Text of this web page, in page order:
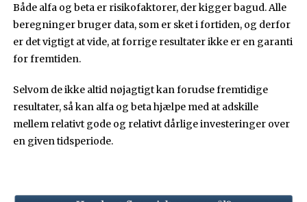
Både alfa og beta er risikofaktorer, der kigger bagud. Alle
beregninger bruger data, som er sket i fortiden, og derfor
er det vigtigt at vide, at forrige resultater ikke er en garanti
for fremtiden.
Selvom de ikke altid nøjagtigt kan forudse fremtidige
resultater, så kan alfa og beta hjælpe med at adskille
mellem relativt gode og relativt dårlige investeringer over
en given tidsperiode.